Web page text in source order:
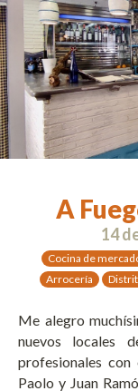
A
14
Cocina de
Arrocería
Me alegro
nuevos locales
profesionales
Paolo y Juan